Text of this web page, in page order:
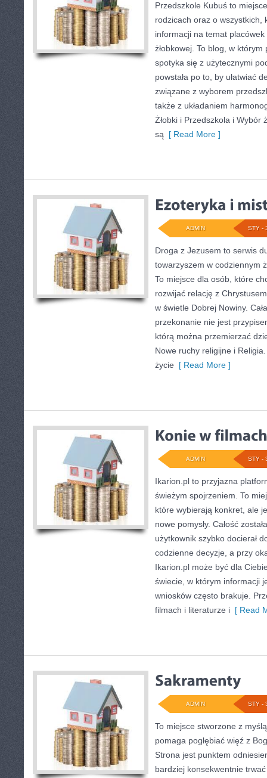
Przedszkole Kubuś to
rodzicach oraz o wszystkich,
informacji na temat
żłobkowej. To blog, w
spotyka się z użytecznymi
powstała po to, by ułatwiać
związane z wyborem
także z układaniem
Żłobki i Przedszkola i Wybór
są [ Read More ]
STY -
ADMIN
Droga z Jezusem to serwis
towarzyszem w codziennym
To miejsce dla osób, które
rozwijać relację z
w świetle Dobrej Nowiny.
przekonanie nie jest
którą można przemierzać
Nowe ruchy religijne i
życie [ Read More ]
STY -
ADMIN
Ikarion.pl to przyjazna
świeżym spojrzeniem. To
które wybierają konkret, ale
nowe pomysły. Całość
użytkownik szybko docierał
codzienne decyzje, a przy
Ikarion.pl może być dla
świecie, w którym informacji
wniosków często brakuje.
filmach i literaturze i [ Read
STY -
ADMIN
To miejsce stworzone z
pomaga pogłębiać więź z
Strona jest punktem
bardziej konsekwentnie